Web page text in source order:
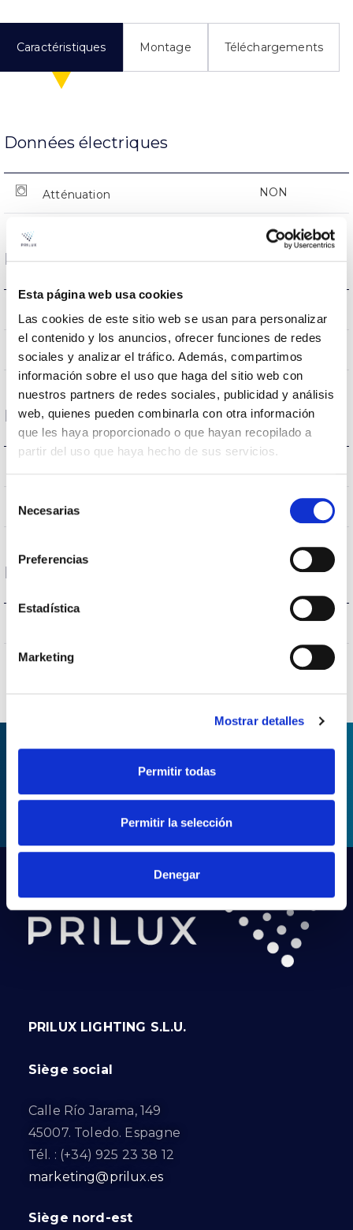
Esta página web usa cookies
Las cookies de este sitio web se usan para personalizar
el contenido y los anuncios, ofrecer funciones de redes
sociales y analizar el tráfico. Además, compartimos
información sobre el uso que haga del sitio web con
nuestros partners de redes sociales, publicidad y análisis
web, quienes pueden combinarla con otra información
que les haya proporcionado o que hayan recopilado a
partir del uso que haya hecho de sus servicios.
Necesarias
Preferencias
Estadística
Marketing
Mostrar detalles
Permitir todas
Permitir la selección
Denegar
Caractéristiques Montage Téléchargements
Données électriques
Atténuation NON
Dimensions et montage
Dimensions
Empalmable
Logement et finition
Corps Acero
Protections
NON
DEMANDER DES
INFORMATIONS
PRILUX LIGHTING S.L.U.
Siège social
Calle Río Jarama, 149
45007. Toledo. Espagne
Tél. : (+34) 925 23 38 12
marketing@prilux.es
Siège nord-est